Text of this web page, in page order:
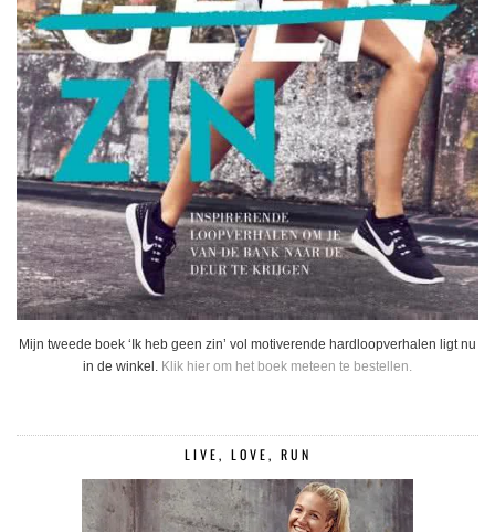
Mijn tweede boek ‘Ik heb geen zin’ vol motiverende hardloopverhalen ligt nu
in de winkel. Klik hier om het boek meteen te bestellen.
LIVE, LOVE, RUN